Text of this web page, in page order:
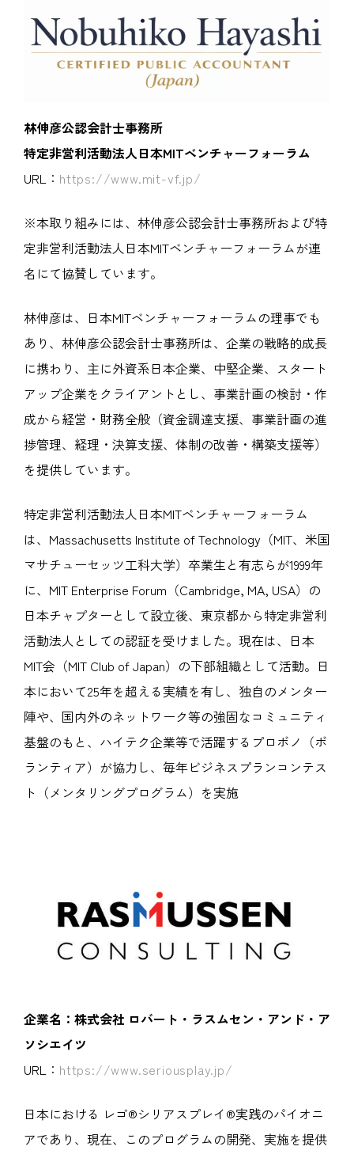
林伸彦公認会計士事務所
特定非営利活動法人日本MITベンチャーフォーラム
URL： https://www.mit-vf.jp/
※本取り組みには、林伸彦公認会計士事務所および特
定非営利活動法人日本MITベンチャーフォーラムが連
名にて協賛しています。
林伸彦は、日本MITベンチャーフォーラムの理事でも
あり、林伸彦公認会計士事務所は、企業の戦略的成長
に携わり、主に外資系日本企業、中堅企業、スタート
アップ企業をクライアントとし、事業計画の検討・作
成から経営・財務全般（資金調達支援、事業計画の進
捗管理、経理・決算支援、体制の改善・構築支援等）
を提供しています。
特定非営利活動法人日本MITベンチャーフォーラム
は、Massachusetts Institute of Technology（MIT、米国
マサチューセッツ工科大学）卒業生と有志らが1999年
に、MIT Enterprise Forum（Cambridge, MA, USA）の
日本チャプターとして設立後、東京都から特定非営利
活動法人としての認証を受けました。現在は、日本
MIT会（MIT Club of Japan）の下部組織として活動。日
本において25年を超える実績を有し、独自のメンター
陣や、国内外のネットワーク等の強固なコミュニティ
基盤のもと、ハイテク企業等で活躍するプロボノ（ボ
ランティア）が協力し、毎年ビジネスプランコンテス
ト（メンタリングプログラム）を実施
企業名：株式会社 ロバート・ラスムセン・アンド・ア
ソシエイツ
URL： https://www.seriousplay.jp/
日本における レゴ®シリアスプレイ®実践のパイオニ
アであり、現在、このプログラムの開発、実施を提供